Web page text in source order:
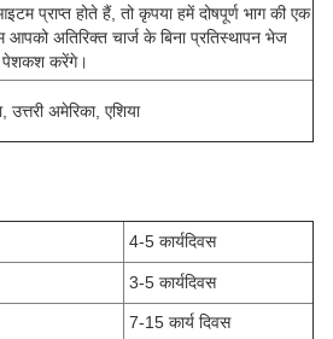
प्राप्त होते हैं, तो कृपया हमें दोषपूर्ण भाग की एक
अतिरिक्त चार्ज के बिना प्रतिस्थापन भेज
पेशकश करेंगे।
उत्तरी अमेरिका, एशिया
4-5 कार्यदिवस
3-5 कार्यदिवस
7-15 कार्य दिवस